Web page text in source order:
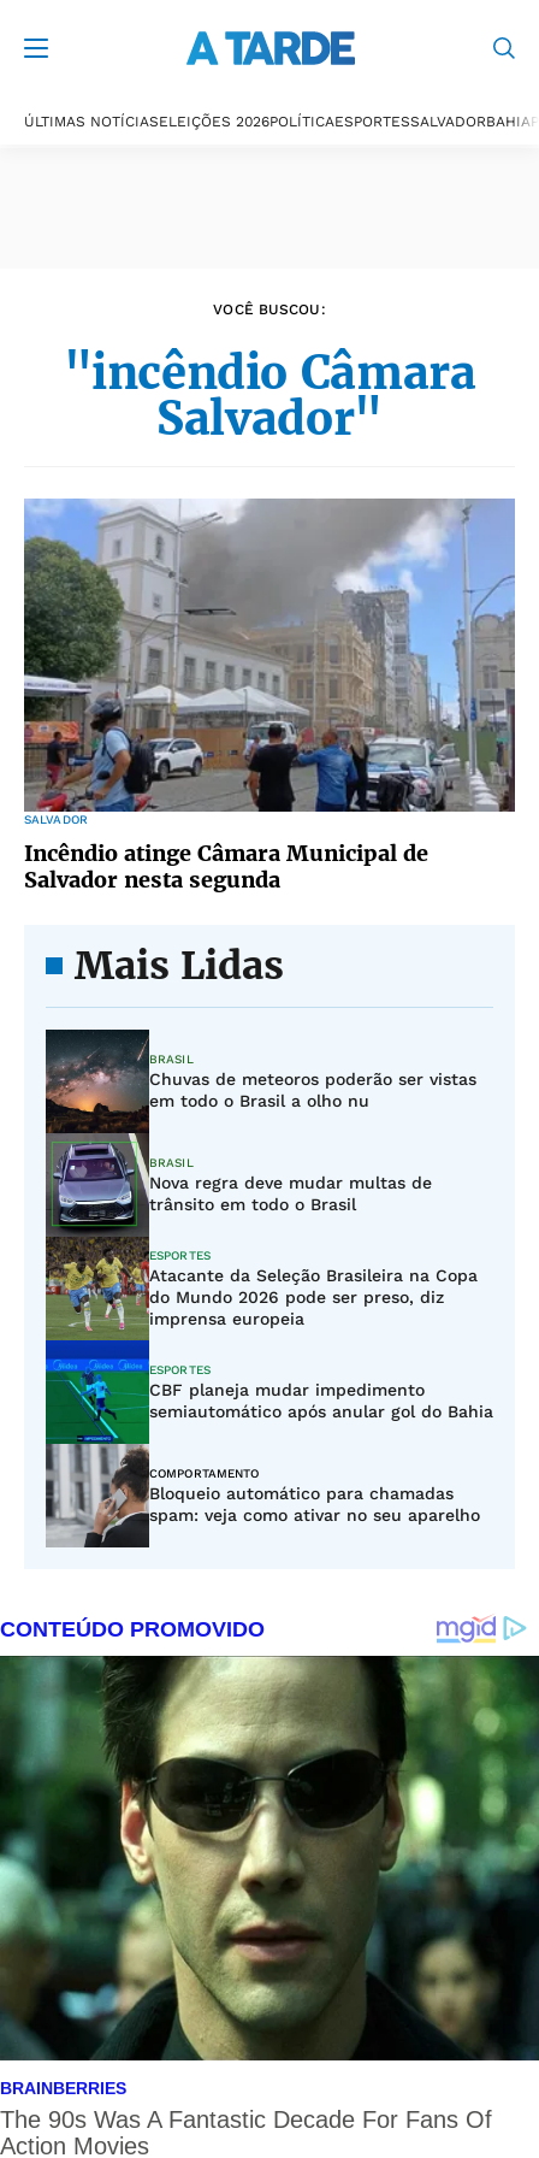
ÚLTIMAS NOTÍCIASELEIÇÕES 2026POLÍTICAESPORTESSALVADORBAHIA
VOCÊ BUSCOU:
"incêndio Câmara
Salvador"
SALVADOR
Incêndio atinge Câmara Municipal de
Salvador nesta segunda
Mais Lidas
BRASIL
Chuvas de meteoros poderão ser vistas
em todo o Brasil a olho nu
BRASIL
Nova regra deve mudar multas de
trânsito em todo o Brasil
ESPORTES
Atacante da Seleção Brasileira na Copa
do Mundo 2026 pode ser preso, diz
imprensa europeia
ESPORTES
CBF planeja mudar impedimento
semiautomático após anular gol do Bahia
COMPORTAMENTO
Bloqueio automático para chamadas
spam: veja como ativar no seu aparelho